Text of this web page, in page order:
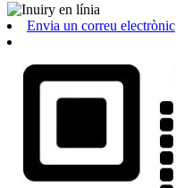
Envia un correu electrònic